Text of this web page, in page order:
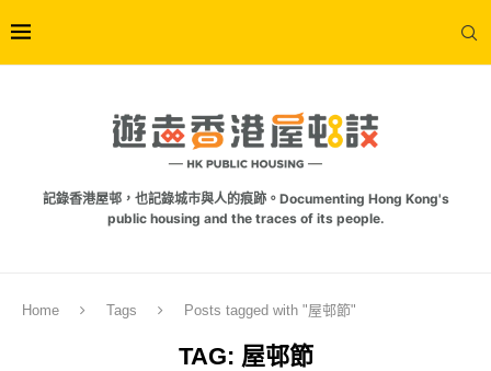
記錄香港屋邨，也記錄城市與人的痕跡。Documenting Hong Kong's
public housing and the traces of its people.
Home Tags Posts tagged with "屋邨節"
TAG: 屋邨節